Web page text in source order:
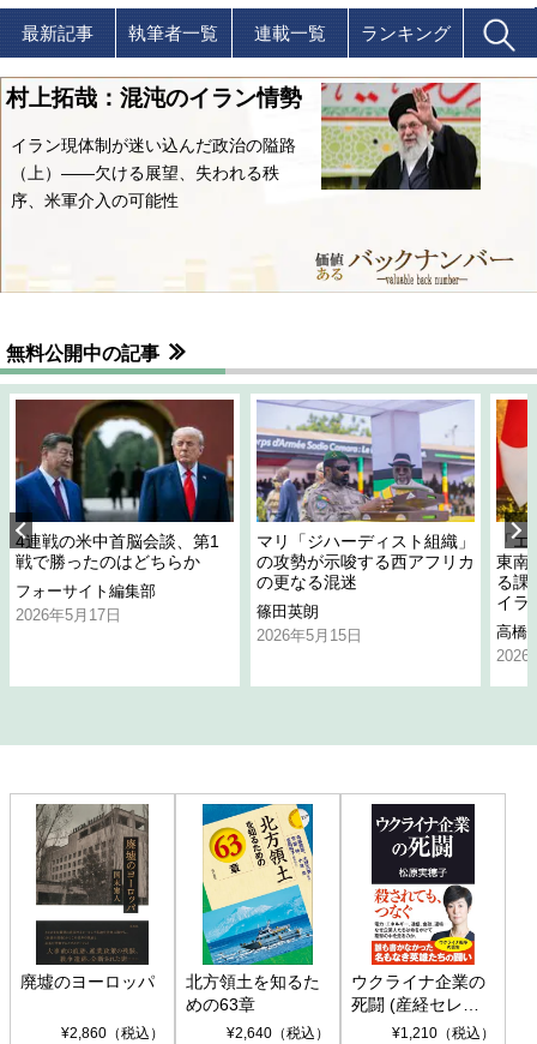
最新記事 執筆者一覧 連載一覧 ランキング
村上拓哉：混沌のイラン情勢
イラン現体制が迷い込んだ政治の隘路
（上）――欠ける展望、失われる秩
序、米軍介入の可能性
無料公開中の記事
4連戦の米中首脳会談、第1
戦で勝ったのはどちらか
フォーサイト編集部
2026年5月17日
マリ「ジハーディスト組織」
の攻勢が示唆する西アフリカ
の更なる混迷
篠田英朗
2026年5月15日
「
東南
る課
イラ
高橋
2026
廃墟のヨーロッパ
¥2,860（税込）
北方領土を知るた
めの63章
¥2,640（税込）
ウクライナ企業の
死闘 (産経セレク
ト S 039)¥1,210（税込）